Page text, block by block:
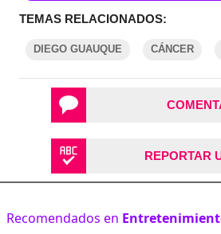
TEMAS RELACIONADOS:
DIEGO GUAUQUE CÁNCER
REPORTAR
Recomendados en